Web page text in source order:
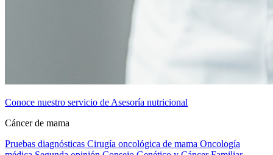
Conoce nuestro servicio de Asesoría nutricional
Cáncer de mama
Pruebas diagnósticas Cirugía oncológica de mama Oncología